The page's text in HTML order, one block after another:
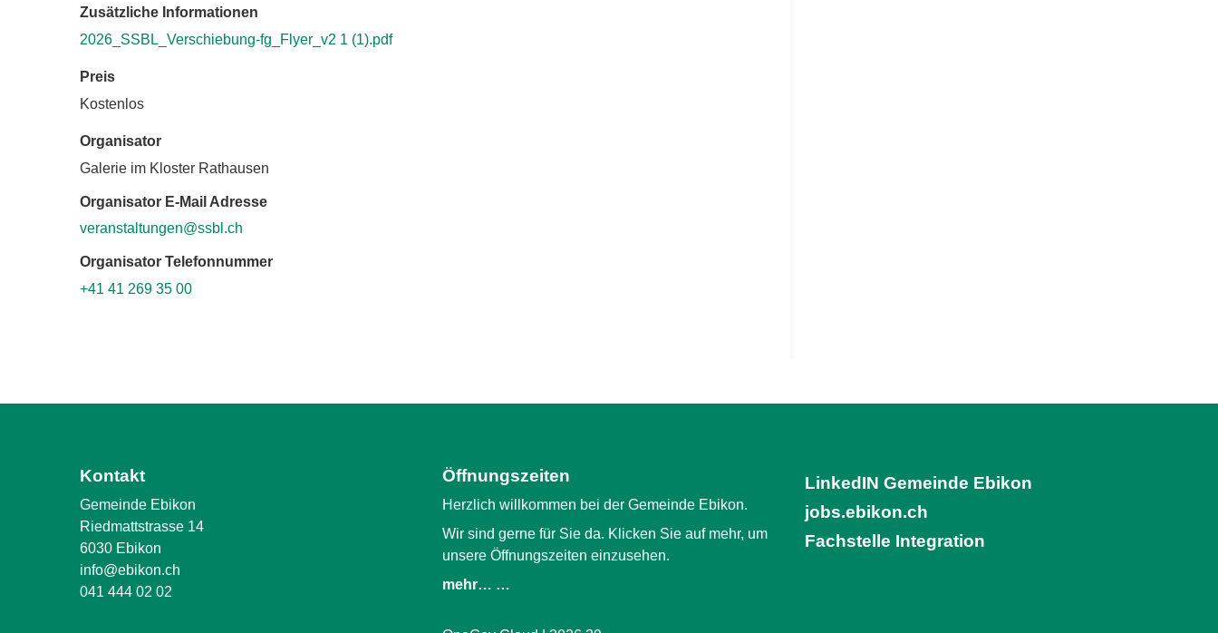
Zusätzliche Informationen
2026_SSBL_Verschiebung-fg_Flyer_v2 1 (1).pdf
Preis
Kostenlos
Organisator
Galerie im Kloster Rathausen
Organisator E-Mail Adresse
veranstaltungen@ssbl.ch
Organisator Telefonnummer
+41 41 269 35 00
Kontakt
Gemeinde Ebikon
Riedmattstrasse 14
6030 Ebikon
info@ebikon.ch
041 444 02 02
Öffnungszeiten
Herzlich willkommen bei der Gemeinde Ebikon.
Wir sind gerne für Sie da. Klicken Sie auf mehr, um
unsere Öffnungszeiten einzusehen.
mehr… …
LinkedIN Gemeinde Ebikon
jobs.ebikon.ch
Fachstelle Integration